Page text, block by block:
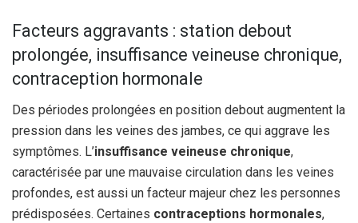
Facteurs aggravants : station debout
prolongée, insuffisance veineuse chronique,
contraception hormonale
Des périodes prolongées en position debout augmentent la
pression dans les veines des jambes, ce qui aggrave les
symptômes. L’insuffisance veineuse chronique,
caractérisée par une mauvaise circulation dans les veines
profondes, est aussi un facteur majeur chez les personnes
prédisposées. Certaines contraceptions hormonales,